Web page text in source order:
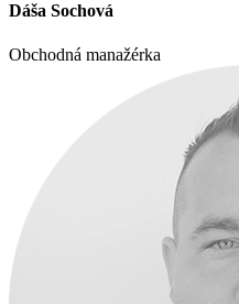
Dáša Sochová
Obchodná manažérka